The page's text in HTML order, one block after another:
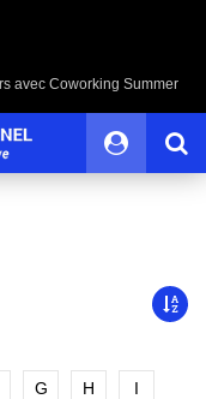
avec Coworking Summer
G H I